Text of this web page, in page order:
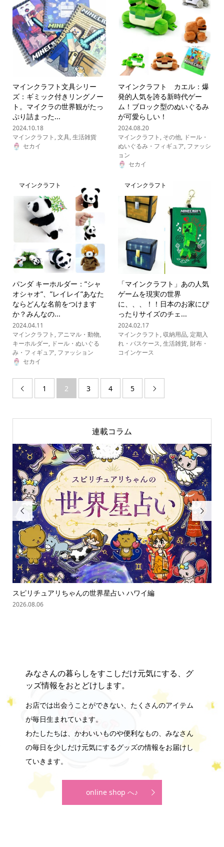
マインクラフト文具シリー
ズ：ギミック付きリングノー
ト。マイクラの世界観がたっ
ぷり詰まった...
2024.10.18
マインクラフト ,文具,生活雑貨
セカイ
マインクラフト カエル：爆
発的人気を誇る新時代ゲー
ム！ブロック型のぬいぐるみ
が可愛らしい！
2024.08.20
マインクラフト , その他, ドール・
ぬいぐるみ・フィギュア, ファッシ
ョン
セカイ
マインクラフト
パンダ キーホルダー：”シャ
オシャオ”、”レイレイ”あなた
ならどんな名前をつけます
か？みんなの...
2024.04.11
マインクラフト , アニマル・動物,
キーホルダー, ドール・ぬいぐる
み・フィギュア, ファッション
セカイ
マインクラフト
「マインクラフト」あの人気
ゲームを現実の世界
に、、、！！日本のお家にぴ
ったりサイズのチェ...
2024.02.17
マインクラフト , 収納用品, 定期入
れ・パスケース,生活雑貨, 財布・
コインケース
 1 2 3 4 5 
連載コラム

スピリチュアリちゃんの世界星占い ハワイ編
2026.08.06

みなさんの暮らしをすこしだけ元気にする、グ
ッズ情報をおとどけします。
お店では出会うことができない、たくさんのアイテム
が毎日生まれています。
わたしたちは、かわいいものや便利なもの、みなさん
の毎日を少しだけ元気にするグッズの情報をお届けし
ていきます。
online shop へ♪